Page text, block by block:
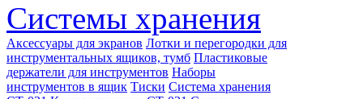
Системы хранения
Аксессуары для экранов Лотки и перегородки для
инструментальных ящиков, тумб Пластиковые
держатели для инструментов Наборы
инструментов в ящик Тиски Система хранения